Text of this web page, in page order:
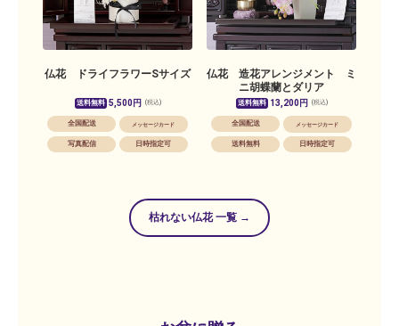
仏花 ドライフラワーSサイズ
送料無料 5,500円 (税込)
全国配送 メッセージカード
写真配信 日時指定可
仏花 造花アレンジメント ミ
ニ胡蝶蘭とダリア
送料無料 13,200円 (税込)
全国配送 メッセージカード
送料無料 日時指定可
枯れない仏花 一覧 →